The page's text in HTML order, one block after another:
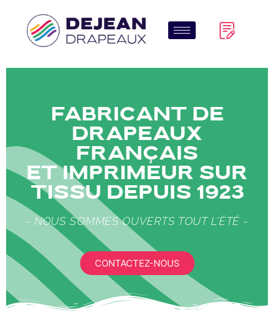
Fabricant de
drapeaux
Français
et imprimeur sur
tissu depuis 1923
- NOUS SOMMES OUVERTS TOUT L'ÉTÉ -
CONTACTEZ-NOUS